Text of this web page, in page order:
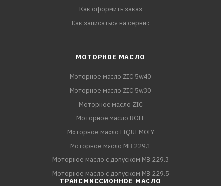
Как оформить заказ
Как записаться на сервис
МОТОРНОЕ МАСЛО
Моторное масло ZIC 5w40
Моторное масло ZIC 5w30
Моторное масло ZIC
Моторное масло ROLF
Моторное масло LIQUI MOLY
Моторное масло MB 229.1
Моторное масло с допуском MB 229.3
Моторное масло с допуском MB 229.5
ТРАНСМИССИОННОЕ МАСЛО